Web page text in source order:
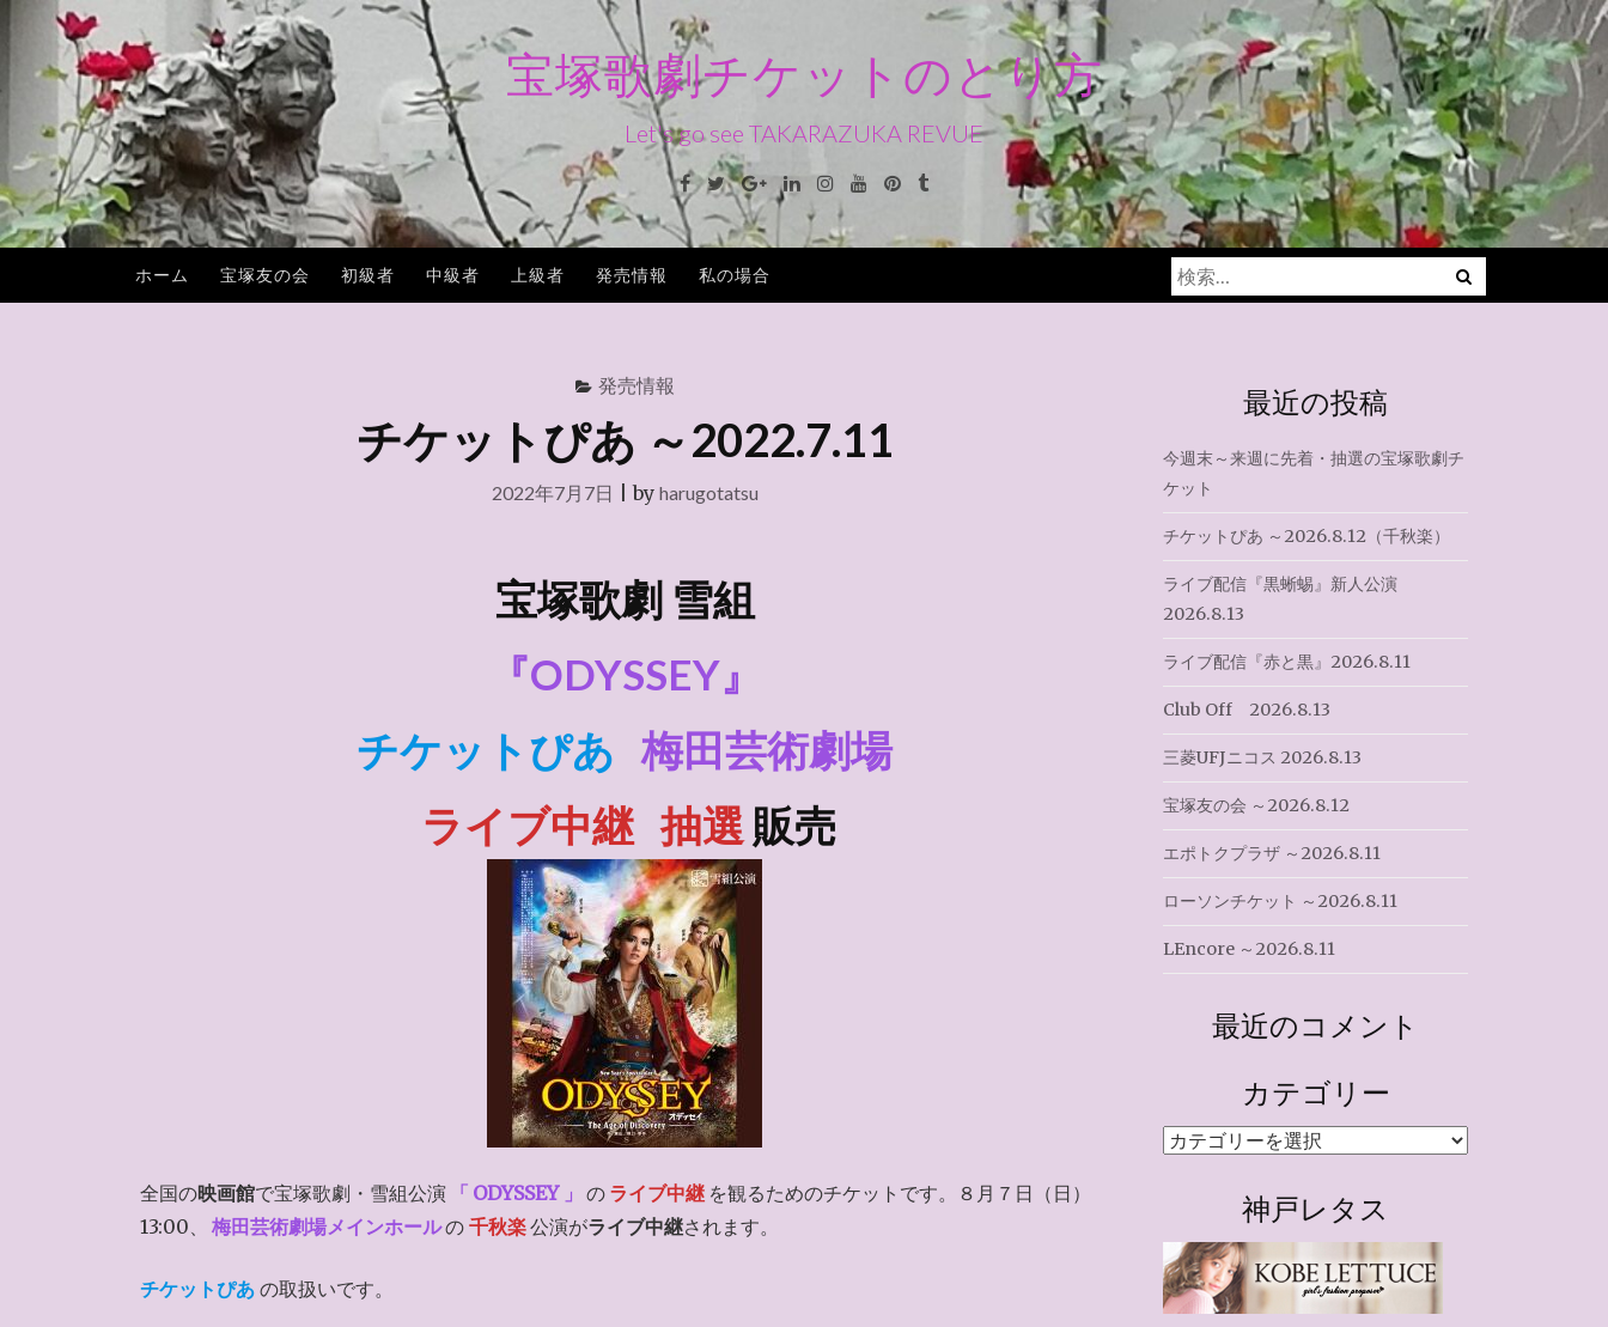
へ
ス
キ
宝塚歌劇チケットのとり方
Let's go see TAKARAZUKA REVUE
Facebook
TwitterGoogle+LinkedinInstagramYoutubePinterest
Tumblr
ホーム 宝塚友の会 初級者 中級者 上級者 発売情報 私の場合
検
索:
発売情報
チケットぴあ ～2022.7.11
2022年7月7日 |by harugotatsu
宝塚歌劇 雪組
『ODYSSEY』
チケットぴあ 梅田芸術劇場
ライブ中継 抽選 販売
全国の映画館で宝塚歌劇・雪組公演 「 ODYSSEY 」 の ライブ中継 を観るためのチケットです。８月７日（日）
13:00、
梅田芸術劇場メインホールの 千秋楽公演がライブ中継されます。
チケットぴあ の取扱いです。
最近の投稿
今週末～来週に先着・抽選の宝塚歌劇チ
ケット
チケットぴあ ～2026.8.12（千秋楽）
ライブ配信『黒蜥蜴』新人公演
2026.8.13
ライブ配信『赤と黒』2026.8.11
Club Off 2026.8.13
三菱UFJニコス 2026.8.13
宝塚友の会 ～2026.8.12
エポトクプラザ ～2026.8.11
ローソンチケット ～2026.8.11
LEncore ～2026.8.11
最近のコメント
カテゴリー
カ
ー
神戸レタス